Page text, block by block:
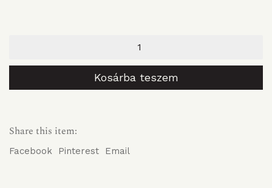
Kosárba teszem
Share this item:
Facebook Pinterest Email